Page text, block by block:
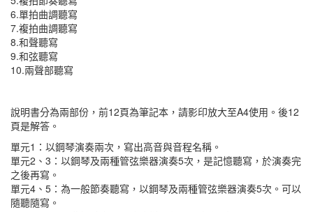
6.單拍曲調聽寫
7.複拍曲調聽寫
8.和聲聽寫
9.和弦聽寫
10.兩聲部聽寫
說明書分為兩部份，前12頁為筆記本，請影印放大至A4使用。後12
頁是解答。
單元1：以鋼琴演奏兩次，寫出高音與音程名稱。
單元2、3：以鋼琴及兩種管弦樂器演奏5次，是記憶聽寫，於演奏完
之後再寫。
單元4、5：為一般節奏聽寫，以鋼琴及兩種管弦樂器演奏5次。可以
隨聽隨寫。